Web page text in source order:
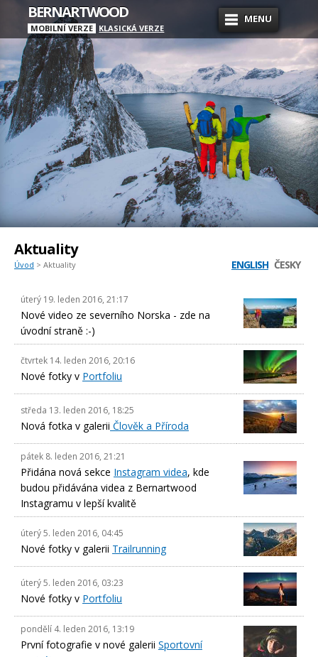
MENU
BERNARTWOOD
MOBILNÍ VERZE KLASICKÁ VERZE
Aktuality
ENGLISH ČESKY
Úvod > Aktuality
úterý 19. leden 2016, 21:17
Nové video ze severního Norska - zde na
úvodní straně :-)
čtvrtek 14. leden 2016, 20:16
Nové fotky v Portfoliu
středa 13. leden 2016, 18:25
Nová fotka v galerii Člověk a Příroda
pátek 8. leden 2016, 21:21
Přidána nová sekce Instagram videa, kde
budou přidávána videa z Bernartwood
Instagramu v lepší kvalitě
úterý 5. leden 2016, 04:45
Nové fotky v galerii Trailrunning
úterý 5. leden 2016, 03:23
Nové fotky v Portfoliu
pondělí 4. leden 2016, 13:19
První fotografie v nové galerii Sportovní